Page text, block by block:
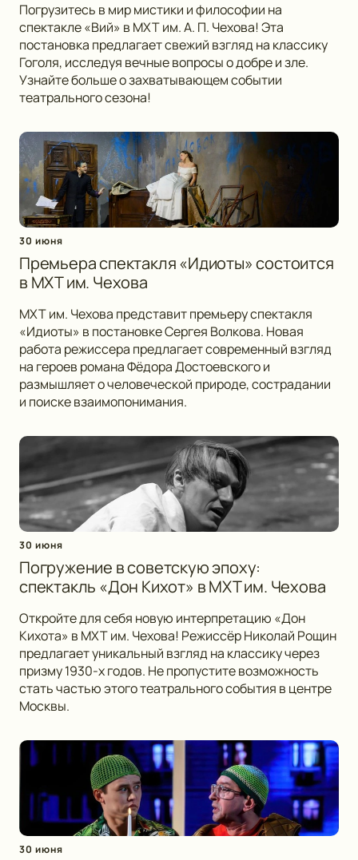
Погрузитесь в мир мистики и философии на
спектакле «Вий» в МХТ им. А. П. Чехова! Эта
постановка предлагает свежий взгляд на классику
Гоголя, исследуя вечные вопросы о добре и зле.
Узнайте больше о захватывающем событии
театрального сезона!
30 июня
Премьера спектакля «Идиоты» состоится
в МХТ им. Чехова
МХТ им. Чехова представит премьеру спектакля
«Идиоты» в постановке Сергея Волкова. Новая
работа режиссера предлагает современный взгляд
на героев романа Фёдора Достоевского и
размышляет о человеческой природе, сострадании
и поиске взаимопонимания.
30 июня
Погружение в советскую эпоху:
спектакль «Дон Кихот» в МХТ им. Чехова
Откройте для себя новую интерпретацию «Дон
Кихота» в МХТ им. Чехова! Режиссёр Николай Рощин
предлагает уникальный взгляд на классику через
призму 1930-х годов. Не пропустите возможность
стать частью этого театрального события в центре
Москвы.
30 июня